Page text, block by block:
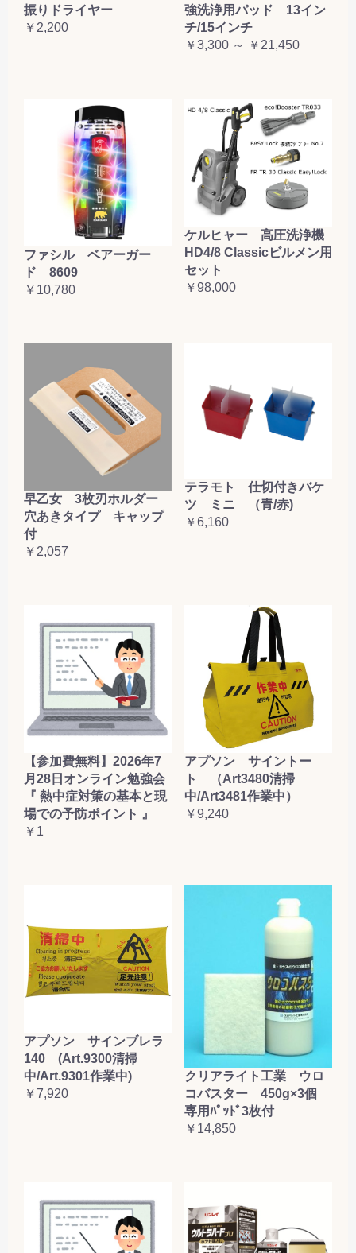
振りドライヤー
￥2,200
強洗浄用パッド 13イン
チ/15インチ
￥3,300 ～ ￥21,450
ファシル ベアーガー
ド 8609
￥10,780
ケルヒャー 高圧洗浄機
HD4/8 Classicビルメン用
セット
￥98,000
早乙女 3枚刃ホルダー
穴あきタイプ キャップ
付
￥2,057
テラモト 仕切付きバケ
ツ ミニ （青/赤)
￥6,160
【参加費無料】2026年7
月28日オンライン勉強会
『 熱中症対策の基本と現
場での予防ポイント 』
￥1
アプソン サイントー
ト （Art3480清掃
中/Art3481作業中）
￥9,240
アプソン サインブレラ
140 (Art.9300清掃
中/Art.9301作業中)
￥7,920
クリアライト工業 ウロ
コバスター 450g×3個
専用ﾊﾟｯﾄﾞ3枚付
￥14,850